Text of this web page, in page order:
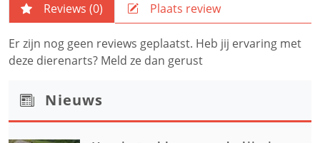
Reviews (0) Plaats review
Er zijn nog geen reviews geplaatst. Heb jij ervaring met
deze dierenarts? Meld ze dan gerust
Nieuws